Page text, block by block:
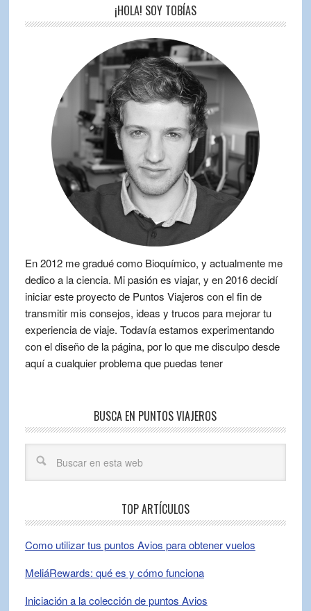
¡HOLA! SOY TOBÍAS
En 2012 me gradué como Bioquímico, y actualmente me
dedico a la ciencia. Mi pasión es viajar, y en 2016 decidí
iniciar este proyecto de Puntos Viajeros con el fin de
transmitir mis consejos, ideas y trucos para mejorar tu
experiencia de viaje. Todavía estamos experimentando
con el diseño de la página, por lo que me disculpo desde
aquí a cualquier problema que puedas tener
BUSCA EN PUNTOS VIAJEROS
TOP ARTÍCULOS
Como utilizar tus puntos Avios para obtener vuelos
MeliáRewards: qué es y cómo funciona
Iniciación a la colección de puntos Avios